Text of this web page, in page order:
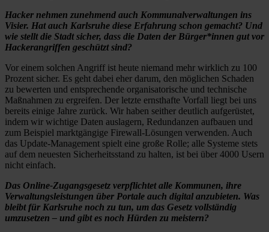
Hacker nehmen zunehmend auch Kommunalverwaltungen ins
Visier. Hat auch Karlsruhe diese Erfahrung schon gemacht? Und
wie stellt die Stadt sicher, dass die Daten der Bürger*innen gut vor
Hackerangriffen geschützt sind?
Vor einem solchen Angriff ist heute niemand mehr wirklich zu 100
Prozent sicher. Es geht dabei eher darum, den möglichen Schaden
zu bewerten und entsprechende organisatorische und technische
Maßnahmen zu ergreifen. Der letzte ernsthafte Vorfall liegt bei uns
bereits einige Jahre zurück. Wir haben seither deutlich aufgerüstet,
indem wir wichtige Daten auslagern, Redundanzen aufbauen und
zum Beispiel marktgängige Firewall-Lösungen verwenden. Auch
das Update-Management spielt eine große Rolle; alle Systeme stets
auf dem neuesten Sicherheitsstand zu halten, ist bei über 4000 Usern
nicht einfach.
Das Online-Zugangsgesetz verpflichtet alle Kommunen, ihre
Verwaltungsleistungen über Portale auch digital anzubieten. Was
bleibt für Karlsruhe noch zu tun, um das Gesetz vollständig
umzusetzen – und gibt es noch Hürden zu meistern?